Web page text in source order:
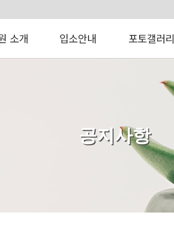
소개 입소안내 포토갤러리
공지사항